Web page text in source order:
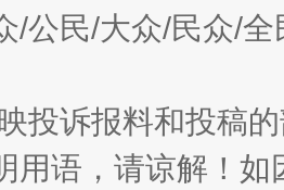
/公民/大众/民众/
投诉报料和投稿
用语，请谅解！